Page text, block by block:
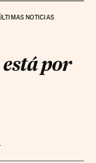
NOTICIAS
por